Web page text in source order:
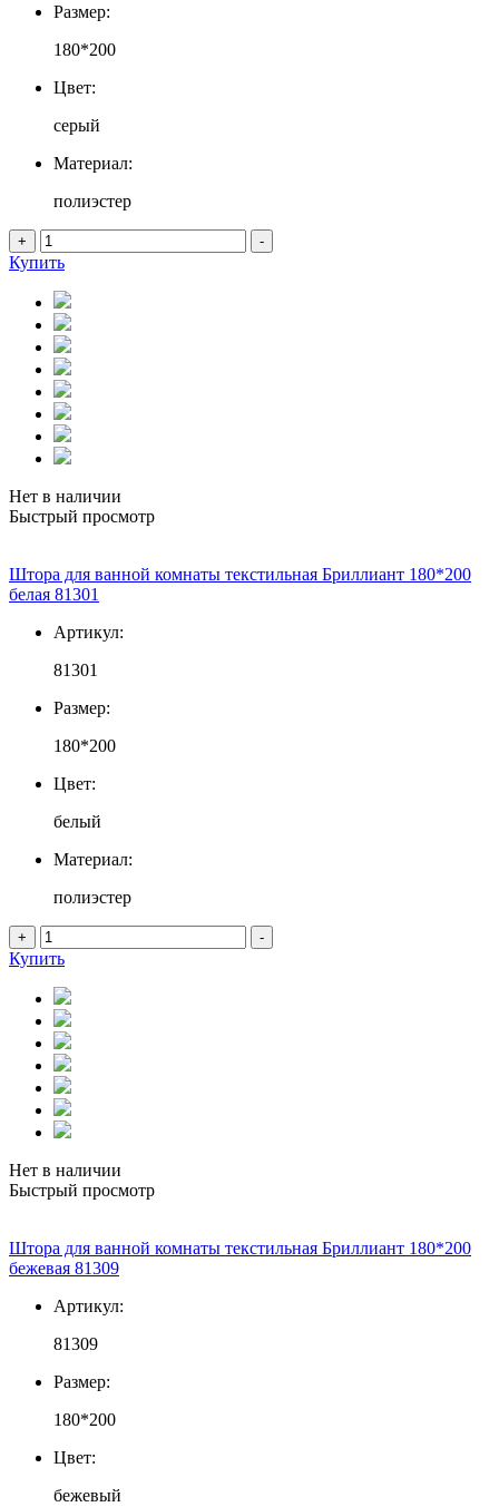
Размер:
180*200
Цвет:
серый
Материал:
полиэстер
+ -
Купить
Нет в наличии
Быстрый просмотр
Штора для ванной комнаты текстильная Бриллиант 180*200
белая 81301
Артикул:
81301
Размер:
180*200
Цвет:
белый
Материал:
полиэстер
+ -
Купить
Нет в наличии
Быстрый просмотр
Штора для ванной комнаты текстильная Бриллиант 180*200
бежевая 81309
Артикул:
81309
Размер:
180*200
Цвет:
бежевый